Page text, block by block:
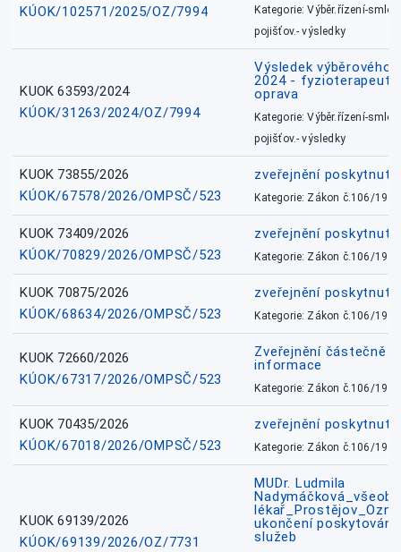
KÚOK/102571/2025/OZ/7994
Kategorie: Výběr.řízení-
pojišťov.- výsledky
KUOK 63593/2024
KÚOK/31263/2024/OZ/7994
Výsledek výběrového
2024 - fyzioterapeut,
oprava
Kategorie: Výběr.řízení-
pojišťov.- výsledky
KUOK 73855/2026
KÚOK/67578/2026/OMPSČ/523
zveřejnění
Kategorie: Zákon č.106/1999
KUOK 73409/2026
KÚOK/70829/2026/OMPSČ/523
zveřejnění
Kategorie: Zákon č.106/1999
KUOK 70875/2026
KÚOK/68634/2026/OMPSČ/523
zveřejnění
Kategorie: Zákon č.106/1999
KUOK 72660/2026
KÚOK/67317/2026/OMPSČ/523
Zveřejnění částečně
informace
Kategorie: Zákon č.106/1999
KUOK 70435/2026
KÚOK/67018/2026/OMPSČ/523
zveřejnění
Kategorie: Zákon č.106/1999
KUOK 69139/2026
KÚOK/69139/2026/OZ/7731
MUDr. Ludmila
ukončení
služeb